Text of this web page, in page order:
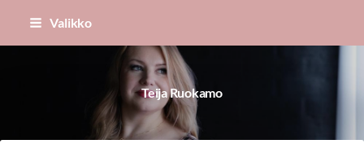
Siirry
Valikko
Teija Ruokamo